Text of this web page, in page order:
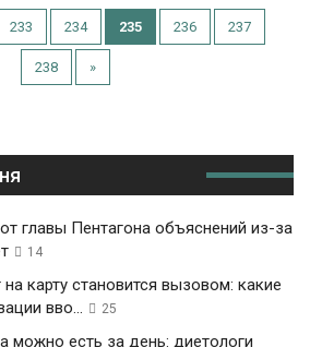
233 234 235 236 237
238 »
главы Пентагона объяснений из-за
14
карту становится вызовом: какие
вво...
25
можно есть за день: диетологи